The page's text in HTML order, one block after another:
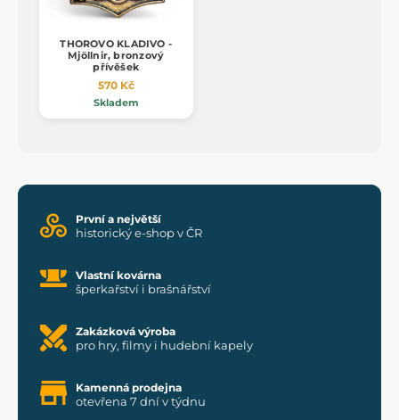
THOROVO KLADIVO -
Mjöllnir, bronzový
přívěšek
570 Kč
Skladem
První a největší
historický e-shop v ČR
Vlastní kovárna
šperkařství i brašnářství
Zakázková výroba
pro hry, filmy i hudební kapely
Kamenná prodejna
otevřena 7 dní v týdnu